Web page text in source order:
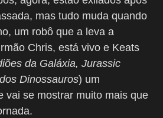
mas tudo muda quando
um robô que a leva a
Chris, está vivo e Keats
da Galáxia, Jurassic
Dinossauros) um
vai se mostrar muito mais que